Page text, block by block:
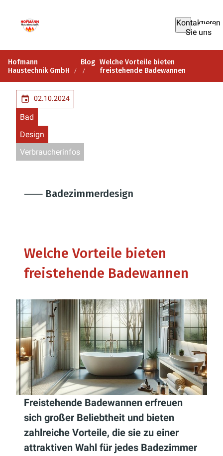
Kontaktieren
Sie uns
Hofmann
Haustechnik GmbH
Blog Welche Vorteile bieten
freistehende Badewannen
02.10.2024
Bad
Design
Verbraucherinfos
⸺ Badezimmerdesign
Welche Vorteile bieten
freistehende Badewannen
Freistehende Badewannen erfreuen
sich großer Beliebtheit und bieten
zahlreiche Vorteile, die sie zu einer
attraktiven Wahl für jedes Badezimmer